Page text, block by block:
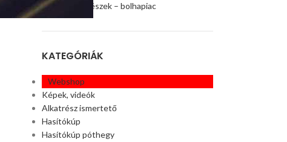
Akciós alkatrészek – bolhapiac
KATEGÓRIÁK
Webshop
Képek, videók
Alkatrész ismertető
Hasítókúp
Hasítókúp póthegy